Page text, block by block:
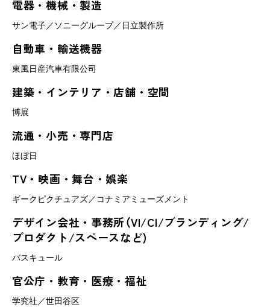
電器・機械・製造
サン電子／ソニーグループ／日立製作所
自動車・輸送機器
東風日産汽車有限公司
建築・インテリア・店舗・空間
博展
流通・小売・専門店
ほぼ日
TV・映画・舞台・娯楽
ギークピクチュアズ／コナミアミューズメント
デザイン会社・事務所（VI/CI/ブランディング/
プロダクト/スペースなど)
バスキュール
官公庁・教育・医療・福祉
学究社／世田谷区